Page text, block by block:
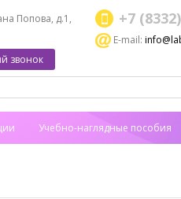
Попова, д.1,
+7
E-mail:
звонок
Учебно-наглядные пособия